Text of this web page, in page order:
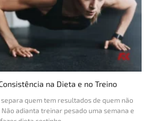
na Dieta e no Treino
separa quem tem resultados de quem não
adianta treinar pesado uma semana e